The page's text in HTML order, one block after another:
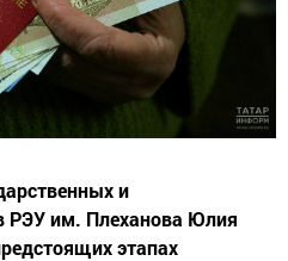
и
РЭУ им. Плеханова Юлия
этапах